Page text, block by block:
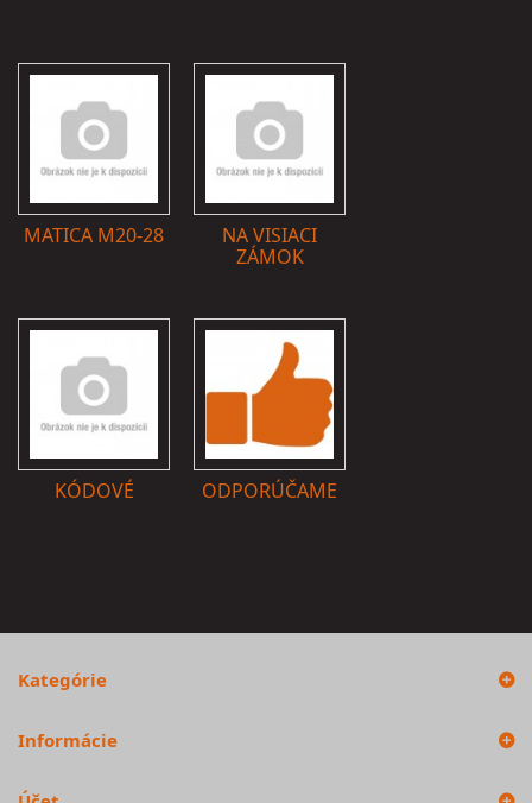
MATICA M20-28
NA VISIACI
ZÁMOK
KÓDOVÉ ODPORÚČAME
Kategórie
Informácie